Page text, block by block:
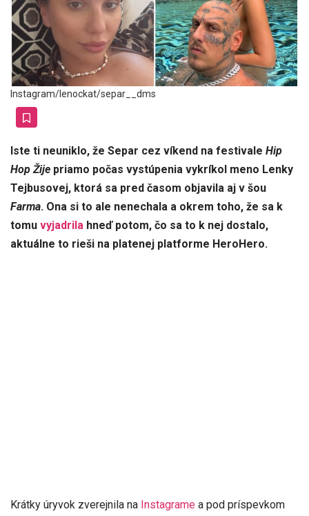
Instagram/lenockat/separ__dms
Iste ti neuniklo, že Separ cez víkend na festivale Hip
Hop Žije priamo počas vystúpenia vykríkol meno Lenky
Tejbusovej, ktorá sa pred časom objavila aj v šou
Farma. Ona si to ale nenechala a okrem toho, že sa k
tomu vyjadrila hneď potom, čo sa to k nej dostalo,
aktuálne to rieši na platenej platforme HeroHero.
Krátky úryvok zverejnila na Instagrame a pod príspevkom